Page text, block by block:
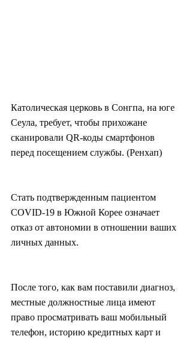
Католическая церковь в Сонгпа, на юге
Сеула, требует, чтобы прихожане
сканировали QR-коды смартфонов
перед посещением службы. (Ренхап)
Стать подтвержденным пациентом
COVID-19 в Южной Корее означает
отказ от автономии в отношении ваших
личных данных.
После того, как вам поставили диагноз,
местные должностные лица имеют
право просматривать ваш мобильный
телефон, историю кредитных карт и